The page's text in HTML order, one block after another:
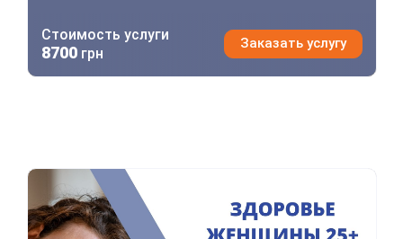
Стоимость услуги
8700грн
Заказать услугу
Здоровье женщины 25+